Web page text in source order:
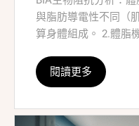
與脂肪導電性不同（
算身體組成。 2.體脂
閱讀更多